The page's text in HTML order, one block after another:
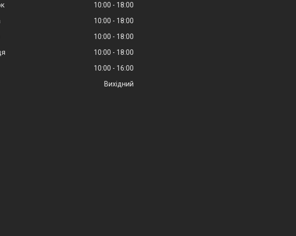
10:00
18:00
10:00
18:00
10:00
18:00
10:00
18:00
10:00
16:00
Вихідний